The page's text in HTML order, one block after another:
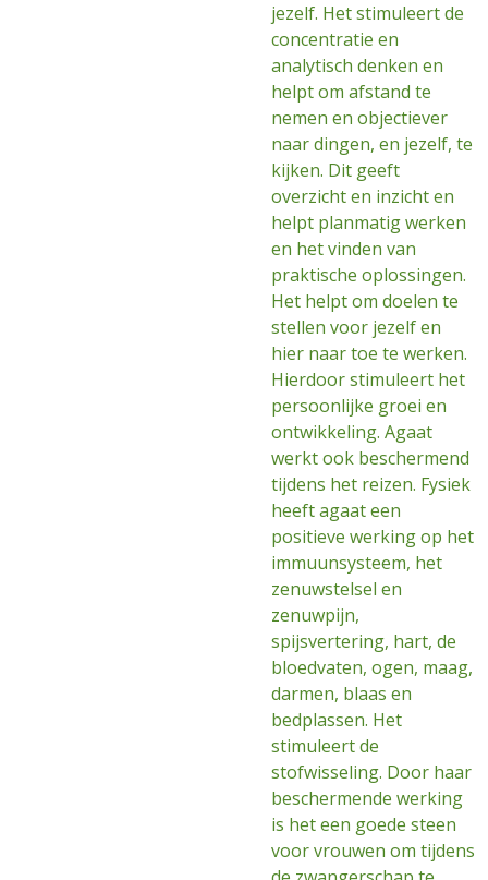
jezelf. Het stimuleert de
concentratie en
analytisch denken en
helpt om afstand te
nemen en objectiever
naar dingen, en jezelf, te
kijken. Dit geeft
overzicht en inzicht en
helpt planmatig werken
en het vinden van
praktische oplossingen.
Het helpt om doelen te
stellen voor jezelf en
hier naar toe te werken.
Hierdoor stimuleert het
persoonlijke groei en
ontwikkeling. Agaat
werkt ook beschermend
tijdens het reizen. Fysiek
heeft agaat een
positieve werking op het
immuunsysteem, het
zenuwstelsel en
zenuwpijn,
spijsvertering, hart, de
bloedvaten, ogen, maag,
darmen, blaas en
bedplassen. Het
stimuleert de
stofwisseling. Door haar
beschermende werking
is het een goede steen
voor vrouwen om tijdens